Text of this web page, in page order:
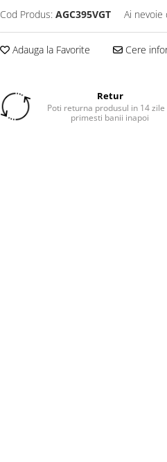
Cod Produs: AGC395VGT Ai nevoie
Adauga la Favorite Cere
Retur
Poti returna produsul in 14 zile
primesti banii inapoi